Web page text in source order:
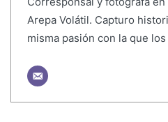
Arepa Volátil. Capturo
misma pasión con la que